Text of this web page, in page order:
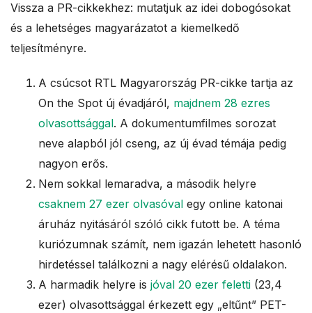
Vissza a PR-cikkekhez: mutatjuk az idei dobogósokat
és a lehetséges magyarázatot a kiemelkedő
teljesítményre.
A csúcsot RTL Magyarország PR-cikke tartja az
On the Spot új évadjáról, majdnem 28 ezres
olvasottsággal. A dokumentumfilmes sorozat
neve alapból jól cseng, az új évad témája pedig
nagyon erős.
Nem sokkal lemaradva, a második helyre
csaknem 27 ezer olvasóval egy online katonai
áruház nyitásáról szóló cikk futott be. A téma
kuriózumnak számít, nem igazán lehetett hasonló
hirdetéssel találkozni a nagy elérésű oldalakon.
A harmadik helyre is jóval 20 ezer feletti (23,4
ezer) olvasottsággal érkezett egy „eltűnt” PET-